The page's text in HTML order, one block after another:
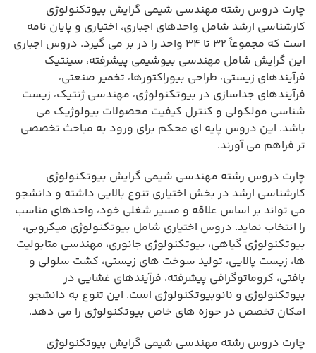
چارت دروس رشته مهندسی شیمی گرایش بیوتکنولوژی
کارشناسی ارشد شامل واحدهای اجباری، اختیاری و پایان نامه
است که مجموعاً ۳۲ تا ۳۴ واحد را در بر می گیرد. دروس اجباری
این گرایش شامل مهندسی بیوشیمی پیشرفته، سینتیک
فرآیندهای زیستی، طراحی بیوراکتورها، تخمیر صنعتی،
فرآیندهای جداسازی در بیوتکنولوژی، مهندسی ژنتیک، زیست
شناسی مولکولی و کنترل کیفیت محصولات بیولوژیک می
باشد. این دروس پایه ای محکم برای ورود به مباحث تخصصی
تر فراهم می آورند.
چارت دروس رشته مهندسی شیمی گرایش بیوتکنولوژی
کارشناسی ارشد در بخش اختیاری تنوع بالایی داشته و دانشجو
می تواند بر اساس علاقه و مسیر شغلی خود، واحدهای مناسب
را انتخاب نماید. دروس اختیاری شامل بیوتکنولوژی میکروبی،
بیوتکنولوژی گیاهی، بیوتکنولوژی جانوری، مهندسی متابولیت
ها، زیست پالایی، تولید سوخت های زیستی، کشت سلولی و
بافتی، کروماتوگرافی پیشرفته، فرآیندهای غشایی در
بیوتکنولوژی و نانوبیوتکنولوژی است. این تنوع به دانشجو
امکان تخصص در حوزه های خاص بیوتکنولوژی را می دهد.
چارت دروس رشته مهندسی شیمی گرایش بیوتکنولوژی